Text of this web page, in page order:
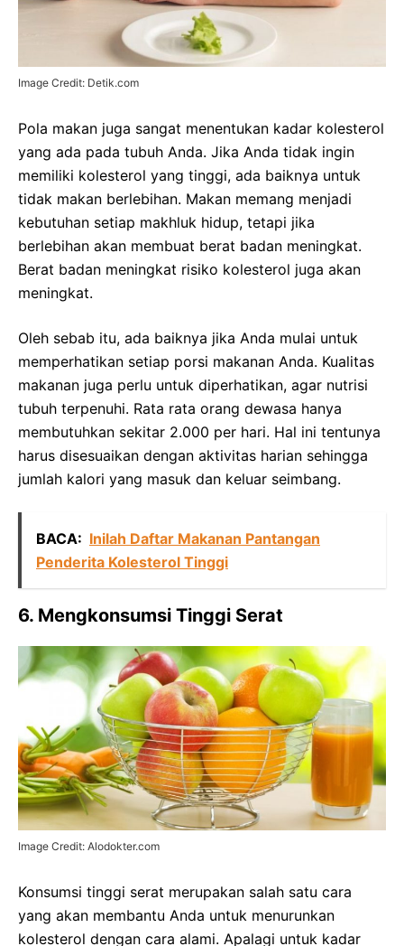
Image Credit: Detik.com
Pola makan juga sangat menentukan kadar kolesterol
yang ada pada tubuh Anda. Jika Anda tidak ingin
memiliki kolesterol yang tinggi, ada baiknya untuk
tidak makan berlebihan. Makan memang menjadi
kebutuhan setiap makhluk hidup, tetapi jika
berlebihan akan membuat berat badan meningkat.
Berat badan meningkat risiko kolesterol juga akan
meningkat.
Oleh sebab itu, ada baiknya jika Anda mulai untuk
memperhatikan setiap porsi makanan Anda. Kualitas
makanan juga perlu untuk diperhatikan, agar nutrisi
tubuh terpenuhi. Rata rata orang dewasa hanya
membutuhkan sekitar 2.000 per hari. Hal ini tentunya
harus disesuaikan dengan aktivitas harian sehingga
jumlah kalori yang masuk dan keluar seimbang.
BACA: Inilah Daftar Makanan Pantangan
Penderita Kolesterol Tinggi
6. Mengkonsumsi Tinggi Serat
Image Credit: Alodokter.com
Konsumsi tinggi serat merupakan salah satu cara
yang akan membantu Anda untuk menurunkan
kolesterol dengan cara alami. Apalagi untuk kadar